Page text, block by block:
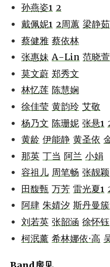
孙燕姿1 2
戴佩妮1 2周蕙 梁静茹
蔡健雅 蔡依林
张惠妹 A-Lin 范晓萱
莫文蔚 郑秀文
林忆莲 陈慧娴
徐佳莹 黄韵玲 艾敬
杨乃文 陈珊妮 张悬1
黄龄 伊能静 黄圣依
那英 丁当 阿兰 小娟
容祖儿 周笔畅 张靓颖
田馥甄 万芳 雷光夏1
阿肆 朱婧汐 斯丹曼
刘若英 张韶涵 徐怀钰
柯泯薰 希林娜依·高